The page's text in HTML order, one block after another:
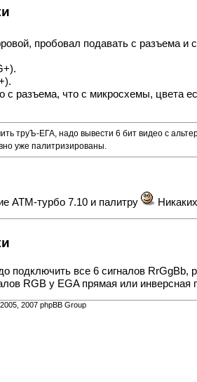
пробовал подавать с разъема
с разъема, что с микросхемы, цвета
труЪ-ЕГА, надо вывести 6 бит видео с
уже палитризированы.
АТМ-турбо 7.10 и палитру
подключить все 6 сигналов
RGB у EGA прямая или
2007 phpBB Group